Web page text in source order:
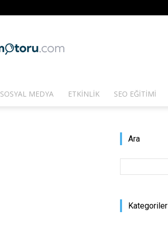
Arama
SOSYAL MEDYA ETKINLIK SEO EĞITIMI
Ara
Kategoriler